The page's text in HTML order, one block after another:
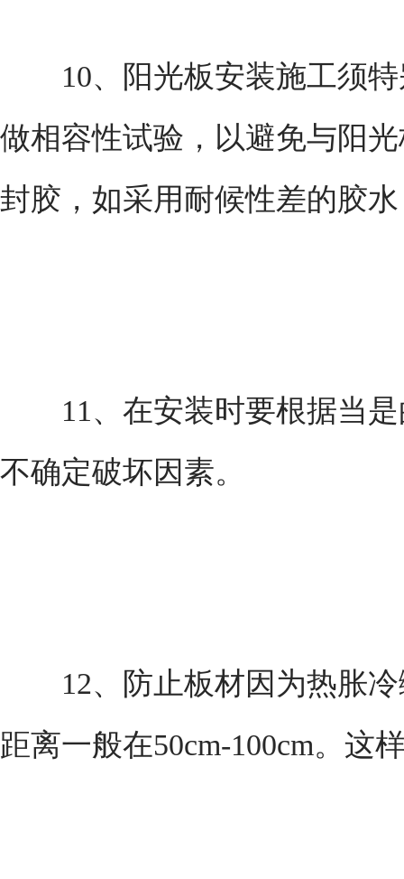
10、阳光板安装施工须特
做相容性试验，以避免与阳
封胶，如采用耐候性差的胶
11、在安装时要根据当是
不确定破坏因素。
12、防止板材因为热胀冷
距离一般在50cm-100cm。这